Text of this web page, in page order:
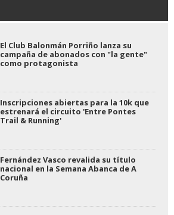
El Club Balonmán Porriño lanza su
campaña de abonados con "la gente"
como protagonista
Inscripciones abiertas para la 10k que
estrenará el circuito 'Entre Pontes
Trail & Running'
Fernández Vasco revalida su título
nacional en la Semana Abanca de A
Coruña